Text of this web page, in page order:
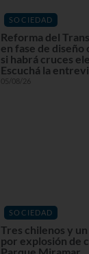
SOCIEDAD
Reforma del
en fase de diseño
si habrá cruces
Escuchá la
05/08/26
SOCIEDAD
Tres chilenos y
por explosión de